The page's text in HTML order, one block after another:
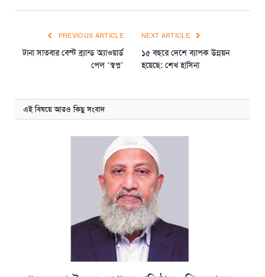
PREVIOUS ARTICLE
টানা সাতবার বেস্ট ব্র্যান্ড অ্যাওয়ার্ড
পেল ‘স্বপ্ন’
NEXT ARTICLE
১৫ বছরে দেশে ব্যাপক উন্নয়ন
হয়েছে: শেখ হাসিনা
এই বিষয়ে আরও কিছু সংবাদ